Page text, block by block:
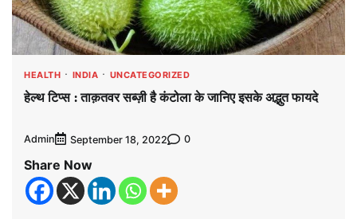
HEALTH INDIA UNCATEGORIZED
हेल्थ टिप्स : ताक़तवर सब्ज़ी है कंटोला के जानिए इसके अद्भुत फायदे
Admin September 18, 2022 0
Share Now